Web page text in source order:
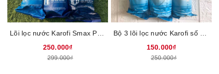
250.000₫
299.000₫
150.000₫
250.000₫